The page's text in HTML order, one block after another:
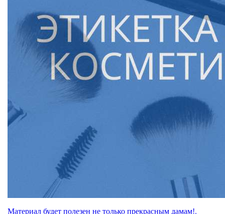
Материал будет полезен не только прекрасным дамам!.